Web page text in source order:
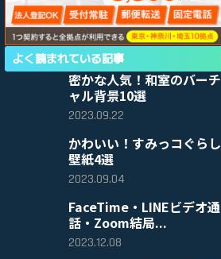
よく読まれている記事
密かな人気！和室のバーチ
ャル背景10選
2023.09.22
かわいい！すみっコぐらし
壁紙4選
2023.09.04
FaceTime・LINEビデオ通
話・Zoom結局...
2023.12.08